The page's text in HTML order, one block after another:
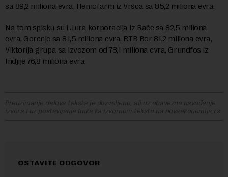
sa 89,2 miliona evra, Hemofarm iz Vršca sa 85,2 miliona evra.
Na tom spisku su i Jura korporacija iz Rače sa 82,5 miliona
evra, Gorenje sa 81,5 miliona evra, RTB Bor 81,2 miliona evra,
Viktorija grupa sa izvozom od 78,1 miliona evra, Grundfos iz
Indjije 76,8 miliona evra.
Preuzimanje delova teksta je dozvoljeno, ali uz obavezno navođenje
izvora i uz postavljanje linka ka izvornom tekstu na novaekonomija.rs
OSTAVITE ODGOVOR